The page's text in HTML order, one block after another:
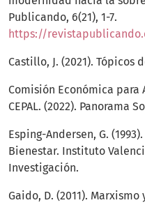
Publicando, 6(21), 1-7.
https://revistapublicando.org/
Castillo, J. (2021). Tópicos
Comisión Económica
CEPAL. (2022). Panorama
Esping-Andersen, G.
Bienestar. Instituto
Investigación.
Gaido, D. (2011).